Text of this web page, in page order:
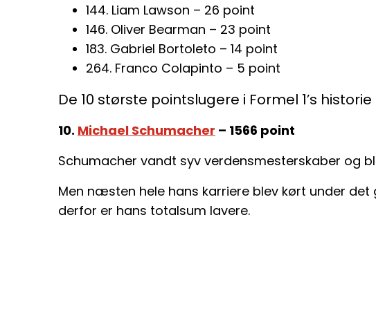
144. Liam Lawson – 26 point
146. Oliver Bearman – 23 point
183. Gabriel Bortoleto – 14 point
264. Franco Colapinto – 5 point
De 10 største pointslugere i Formel 1’s historie
10. Michael Schumacher – 1566 point
Schumacher vandt syv verdensmesterskaber og
Men næsten hele hans karriere blev kørt under
derfor er hans totalsum lavere.